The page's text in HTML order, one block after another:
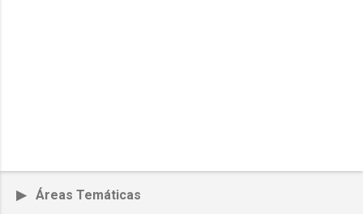
▶ Áreas Temáticas